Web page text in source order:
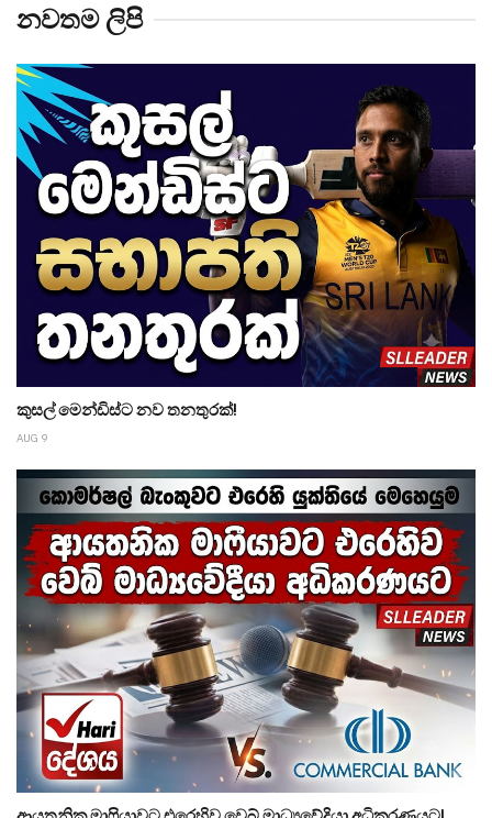
නවතම ලිපි
කුසල් මෙන්ඩිස්ට නව තනතුරක්!
AUG 9